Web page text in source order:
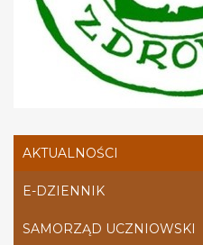
AKTUALNOŚCI
E-DZIENNIK
SAMORZĄD UCZNIOWSKI